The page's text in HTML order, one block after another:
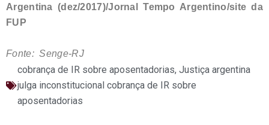
Argentina (dez/2017)/Jornal Tempo Argentino/site da
FUP
Fonte: Senge-RJ
cobrança de IR sobre aposentadorias, Justiça argentina
julga inconstitucional cobrança de IR sobre
aposentadorias